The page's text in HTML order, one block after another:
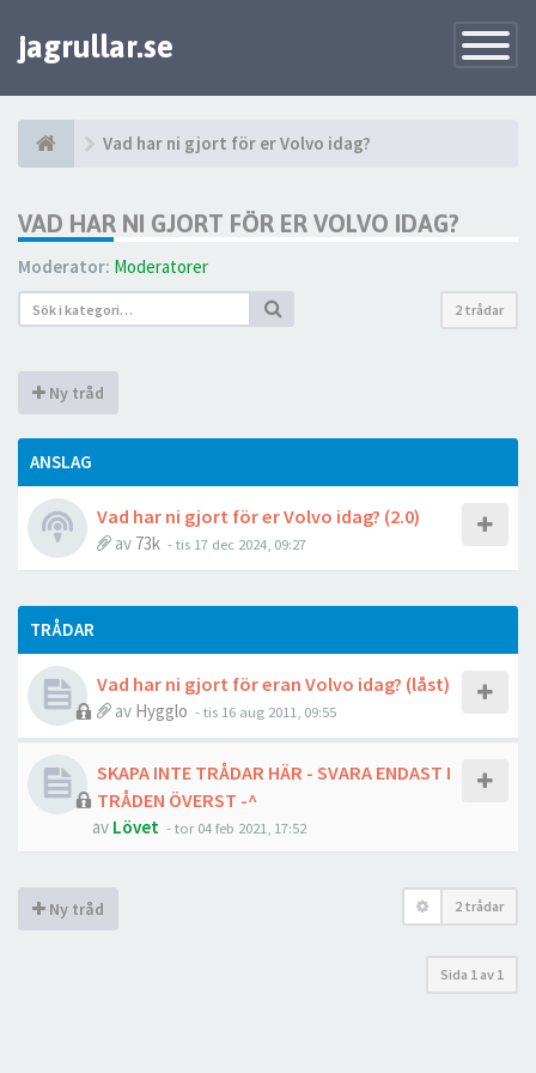
Toggle
jagrullar.se
Vad har ni gjort för er Volvo idag?
VAD HAR NI GJORT FÖR ER VOLVO IDAG?
Moderator: Moderatorer
2 trådar
Ny tråd
ANSLAG
Vad har ni gjort för er Volvo idag? (2.0)
av 73k - tis 17 dec 2024, 09:27
TRÅDAR
Vad har ni gjort för eran Volvo idag? (låst)
av Hygglo - tis 16 aug 2011, 09:55
SKAPA INTE TRÅDAR HÄR - SVARA ENDAST I
TRÅDEN ÖVERST -^
av Lövet - tor 04 feb 2021, 17:52
Ny tråd 2 trådar
Sida 1 av 1